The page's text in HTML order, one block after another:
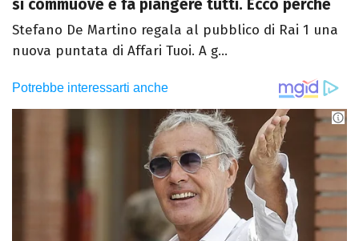
si commuove e fa piangere tutti. Ecco perché
Stefano De Martino regala al pubblico di Rai 1 una
nuova puntata di Affari Tuoi. A g...